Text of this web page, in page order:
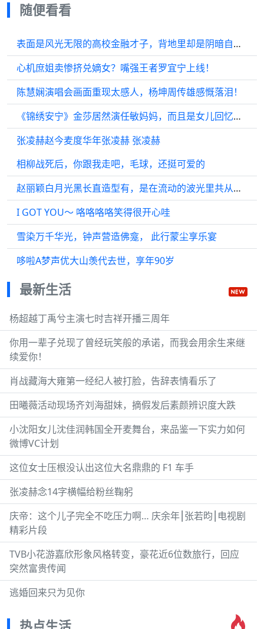
随便看看
表面是风光无限的高校金融才子，背地里却是阴暗自卑的凤凰男…
心机庶姐卖惨挤兑嫡女？嘴强王者罗宜宁上线！
陈慧娴演唱会画面重现太感人，杨坤周传雄感慨落泪！
《锦绣安宁》金莎居然演任敏妈妈，而且是女儿回忆里的白月光妈妈…
张凌赫赵今麦度华年张凌赫 张凌赫
相柳战死后，你跟我走吧，毛球，还挺可爱的
赵丽颖白月光黑长直造型有，是在流动的波光里共从容的颖宝，满分的温婉感呀
I GOT YOU～ 咯咯咯咯笑得很开心哇
雪染万千华光，钟声营造佛龛， 此行蒙尘享乐宴
哆啦A梦声优大山羡代去世，享年90岁
最新生活
杨超越丁禹兮主演七时吉祥开播三周年
你用一辈子兑现了曾经玩笑般的承诺，而我会用余生来继
续爱你！
肖战藏海大雍第一经纪人被打脸，告辞表情看乐了
田曦薇活动现场齐刘海甜妹，摘假发后素颜辨识度大跌
小沈阳女儿沈佳润韩国全开麦舞台，来品鉴一下实力如何
微博VC计划
这位女士压根没认出这位大名鼎鼎的 F1 车手
张凌赫念14字横幅给粉丝鞠躬
庆帝：这个儿子完全不吃压力啊… 庆余年⎮张若昀⎮电视剧
精彩片段
TVB小花游嘉欣形象风格转变，豪花近6位数旅行，回应
突然富贵传闻
逃婚回来只为见你